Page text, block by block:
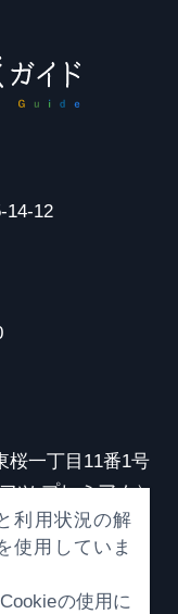
14-12
桜一丁目11番1号
ツ プレミアム）
利用状況の解
使用していま
の使用に